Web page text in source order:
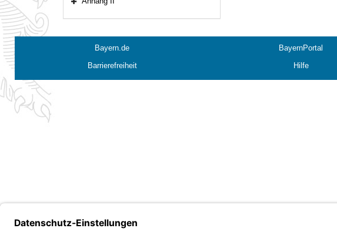
Bayern.de BayernPortal
Barrierefreiheit
Hilfe